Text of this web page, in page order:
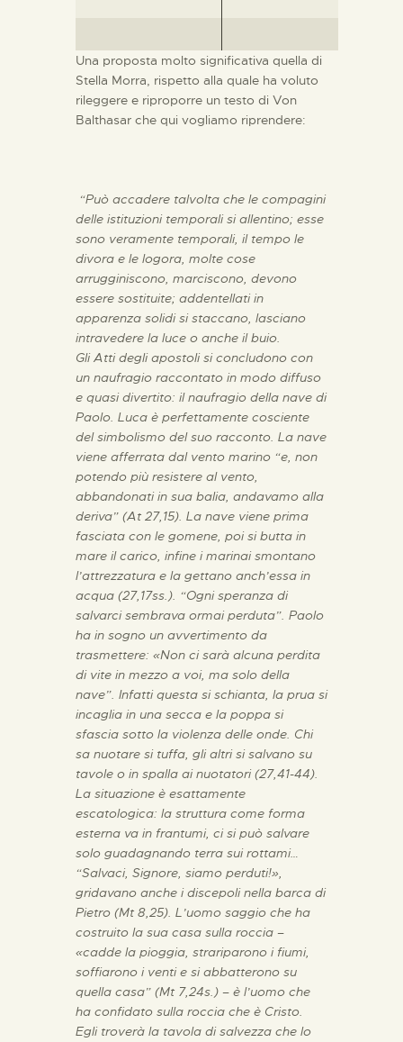
Una proposta molto significativa quella di
Stella Morra, rispetto alla quale ha voluto
rileggere e riproporre un testo di Von
Balthasar che qui vogliamo riprendere:
“Può accadere talvolta che le compagini
delle istituzioni temporali si allentino; esse
sono veramente temporali, il tempo le
divora e le logora, molte cose
arrugginiscono, marciscono, devono
essere sostituite; addentellati in
apparenza solidi si staccano, lasciano
intravedere la luce o anche il buio.
Gli Atti degli apostoli si concludono con
un naufragio raccontato in modo diffuso
e quasi divertito: il naufragio della nave di
Paolo. Luca è perfettamente cosciente
del simbolismo del suo racconto. La nave
viene afferrata dal vento marino “e, non
potendo più resistere al vento,
abbandonati in sua balia, andavamo alla
deriva” (At 27,15). La nave viene prima
fasciata con le gomene, poi si butta in
mare il carico, infine i marinai smontano
l’attrezzatura e la gettano anch’essa in
acqua (27,17ss.). “Ogni speranza di
salvarci sembrava ormai perduta”. Paolo
ha in sogno un avvertimento da
trasmettere: «Non ci sarà alcuna perdita
di vite in mezzo a voi, ma solo della
nave”. Infatti questa si schianta, la prua si
incaglia in una secca e la poppa si
sfascia sotto la violenza delle onde. Chi
sa nuotare si tuffa, gli altri si salvano su
tavole o in spalla ai nuotatori (27,41-44).
La situazione è esattamente
escatologica: la struttura come forma
esterna va in frantumi, ci si può salvare
solo guadagnando terra sui rottami…
“Salvaci, Signore, siamo perduti!»,
gridavano anche i discepoli nella barca di
Pietro (Mt 8,25). L’uomo saggio che ha
costruito la sua casa sulla roccia –
«cadde la pioggia, strariparono i fiumi,
soffiarono i venti e si abbatterono su
quella casa” (Mt 7,24s.) – è l’uomo che
ha confidato sulla roccia che è Cristo.
Egli troverà la tavola di salvezza che lo